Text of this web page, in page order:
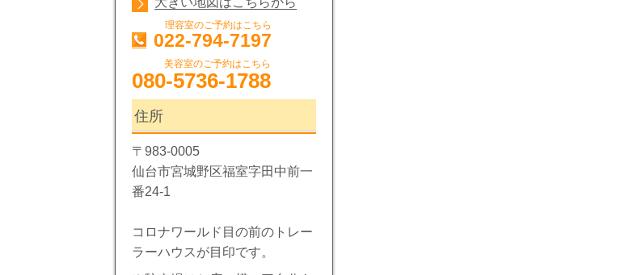
理容室のご予約はこちら
022-794-7197
美容室のご予約はこちら
080-5736-1788
住所
〒983-0005
仙台市宮城野区福室字田中前一
番24-1
コロナワールド目の前のトレー
ラーハウスが目印です。